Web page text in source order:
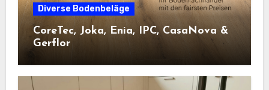
Diverse Bodenbeläge
CoreTec, Joka, Enia, IPC, CasaNova &
Gerflor